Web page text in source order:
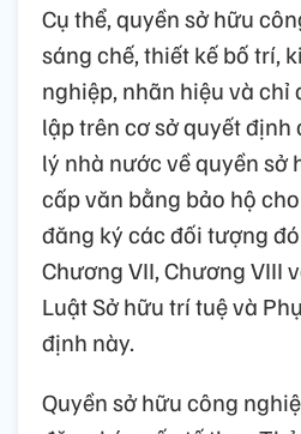
Cụ thể, quyền sở hữu
sáng chế, thiết kế bố trí,
nghiệp, nhãn hiệu và chỉ
lập trên cơ sở quyết định
lý nhà nước về quyền sở
cấp văn bằng bảo hộ
đăng ký các đối tượng
Chương VII, Chương VIII
Luật Sở hữu trí tuệ và
định này.
Quyền sở hữu công